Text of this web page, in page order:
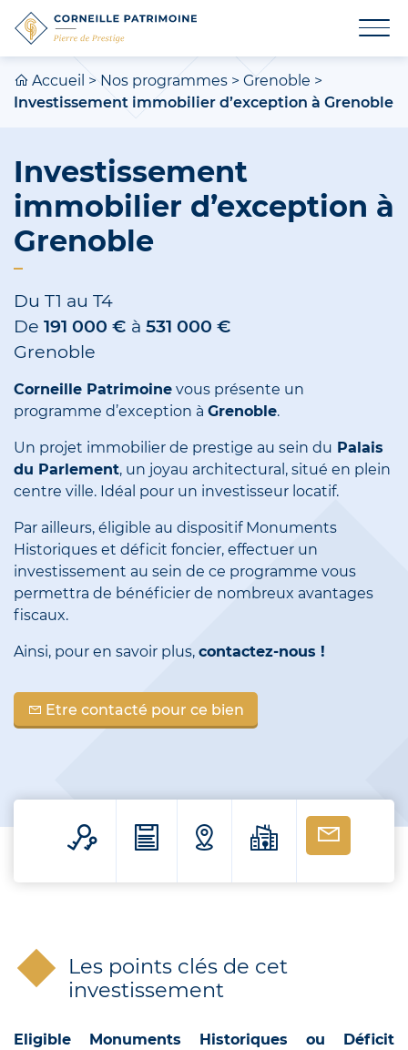
Accueil > Nos programmes > Grenoble >
Investissement immobilier d’exception à Grenoble
Investissement
immobilier d’exception à
Grenoble
Du T1 au T4
De 191 000 € à 531 000 €
Grenoble
Corneille Patrimoine vous présente un
programme d’exception à Grenoble.
Un projet immobilier de prestige au sein du Palais
du Parlement, un joyau architectural, situé en plein
centre ville. Idéal pour un investisseur locatif.
Par ailleurs, éligible au dispositif Monuments
Historiques et déficit foncier, effectuer un
investissement au sein de ce programme vous
permettra de bénéficier de nombreux avantages
fiscaux.
Ainsi, pour en savoir plus, contactez-nous !
Etre contacté pour ce bien
Les points clés de cet
investissement
Eligible Monuments Historiques ou Déficit